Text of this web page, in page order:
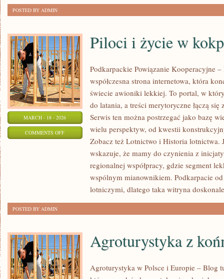
POSTED BY ADMIN
MARCH - 18 - 2026
COMMENTS OFFON
Piloci i życie w
Podkarpackie Powiązanie Kooperacyjne
współczesna strona internetowa, która
świecie awioniki lekkiej. To portal, w
do latania, a treści merytoryczne łączą
Serwis ten można postrzegać jako bazę
wielu perspektyw, od kwestii
Zobacz też Lotnictwo i Historia lotnictwa.
wskazuje, że mamy do czynienia z
regionalnej współpracy, gdzie segment
wspólnym mianownikiem. Podkarpacie
lotniczymi, dlatego taka witryna
POSTED BY ADMIN
Agroturystyka z
Agroturystyka w Polsce i Europie – Blog